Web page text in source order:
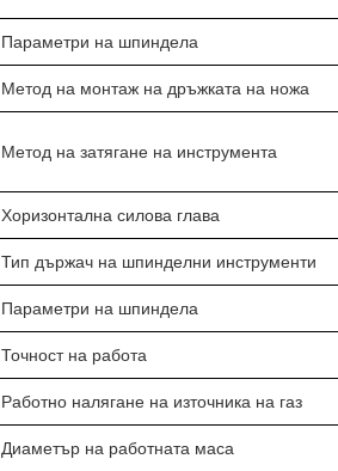
Параметри на шпиндела
Метод на монтаж на дръжката на ножа
Метод на затягане на инструмента
Хоризонтална силова глава
Тип държач на шпинделни инструменти
Параметри на шпиндела
Точност на работа
Работно налягане на източника на газ
Диаметър на работната маса